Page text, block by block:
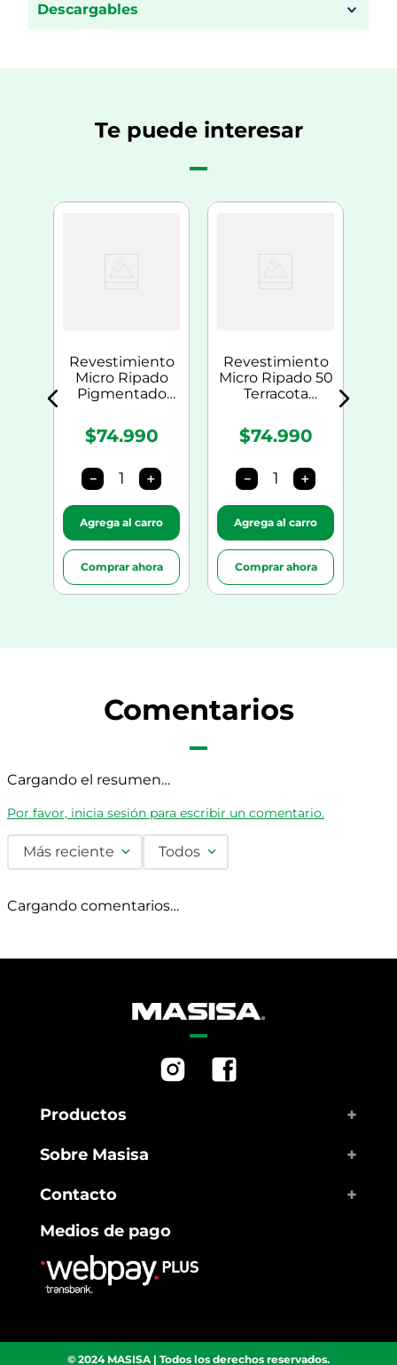
Descargables
Te puede interesar
Revestimiento
Micro Ripado
Pigmentado
$74.990
＋
－
Agrega al carro
Comprar ahora
Revestimiento
Micro Ripado 50
Terracota
$74.990
＋
－
Agrega al carro
Comprar ahora
Comentarios
Cargando el resumen…
Por favor, inicia sesión para escribir un comentario.
Más reciente Todos
Cargando comentarios…
Productos +
Sobre Masisa +
Contacto +
Medios de pago
© 2024 MASISA | Todos los derechos reservados.